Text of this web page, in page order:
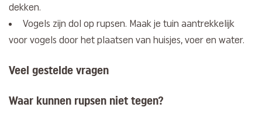
dekken.
Vogels zijn dol op rupsen. Maak je tuin aantrekkelijk
voor vogels door het plaatsen van huisjes, voer en water.
Veel gestelde vragen
Waar kunnen rupsen niet tegen?